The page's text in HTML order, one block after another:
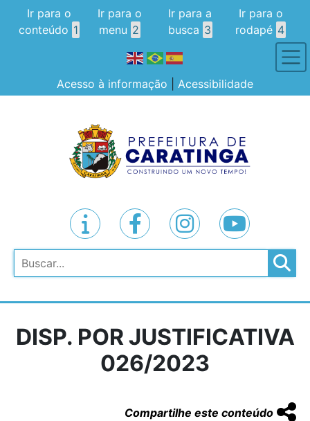
Ir para o
conteúdo 1
Ir para o
menu 2
Ir para a
busca 3
Ir para o
rodapé 4
Acesso à informação Acessibilidade
Pesquisar
DISP. POR JUSTIFICATIVA
026/2023
Compartilhe este conteúdo